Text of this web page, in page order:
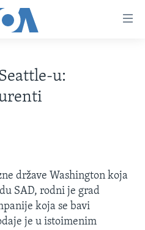
u:
države Washington koja
SAD, rodni je grad
koja se bavi
je u istoimenim